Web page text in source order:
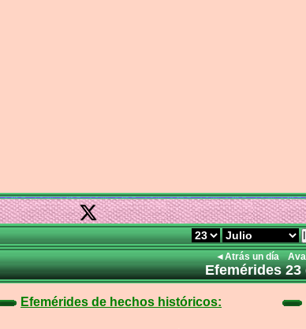
◄Atrás un día
Efemérides 23
Efemérides de hechos históricos: